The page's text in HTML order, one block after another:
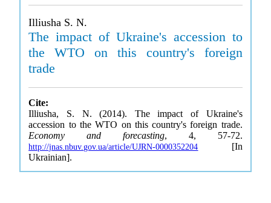
Illiusha S. N.
The impact of Ukraine's accession to
the WTO on this country's foreign
trade
Cite:
Illiusha, S. N. (2014). The impact of Ukraine's
accession to the WTO on this country's foreign trade.
Economy and forecasting, 4, 57-72.
http://jnas.nbuv.gov.ua/article/UJRN-0000352204 [In
Ukrainian].